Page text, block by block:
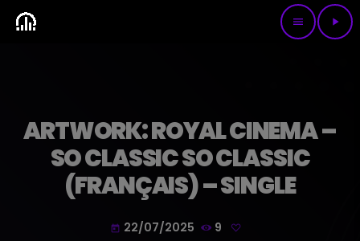
menu play_arrow
ARTWORK: ROYAL CINEMA –
SO CLASSIC SO CLASSIC
(FRANÇAIS) – SINGLE
today 22/07/2025 9